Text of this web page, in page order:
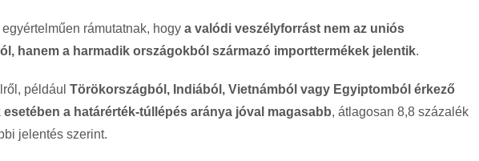
rámutatnak, hogy a valódi veszélyforrást nem az uniós
hanem a harmadik országokból származó importtermékek jelentik.
például Törökországból, Indiából, Vietnámból vagy Egyiptomból érkező
esetében a határérték-túllépés aránya jóval magasabb, átlagosan 8,8 százalék
jelentés szerint.